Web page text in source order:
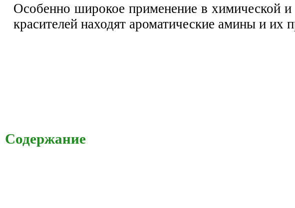
Особенно широкое применение в химической
красителей находят ароматические амины и их
Содержание